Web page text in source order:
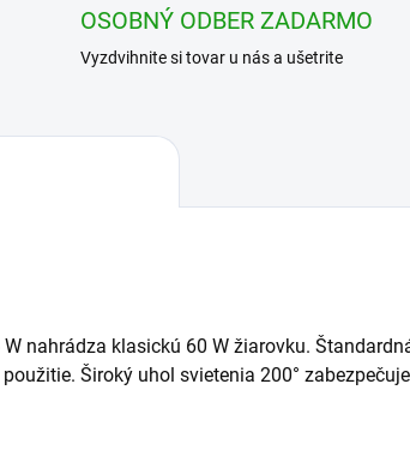
OSOBNÝ ODBER ZADARMO
Vyzdvihnite si tovar u nás a ušetrite
nahrádza klasickú 60 W žiarovku.
Široký uhol svietenia 200°